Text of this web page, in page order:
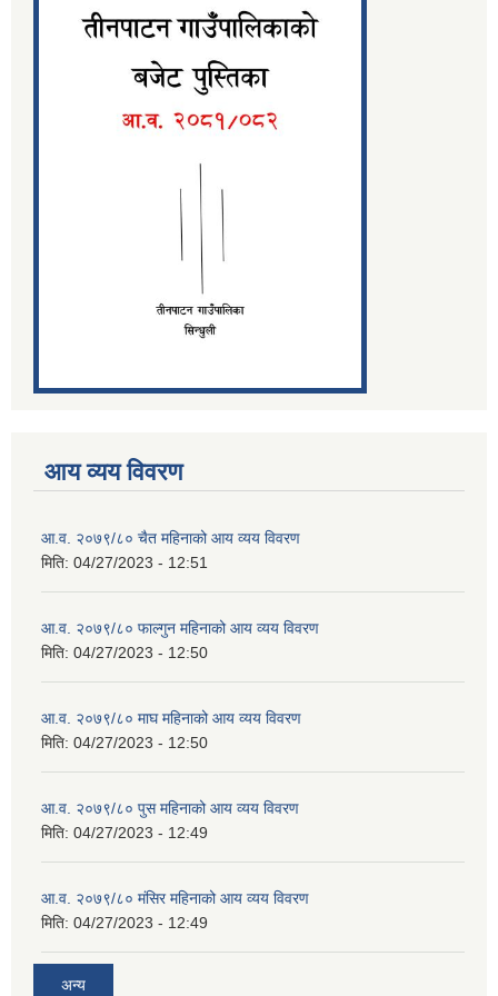
आय व्यय विवरण
आ.व. २०७९/८० चैत महिनाको आय व्यय विवरण
मिति: 04/27/2023 - 12:51
आ.व. २०७९/८० फाल्गुन महिनाको आय व्यय विवरण
मिति: 04/27/2023 - 12:50
आ.व. २०७९/८० माघ महिनाको आय व्यय विवरण
मिति: 04/27/2023 - 12:50
आ.व. २०७९/८० पुस महिनाको आय व्यय विवरण
मिति: 04/27/2023 - 12:49
आ.व. २०७९/८० मंसिर महिनाको आय व्यय विवरण
मिति: 04/27/2023 - 12:49
अन्य